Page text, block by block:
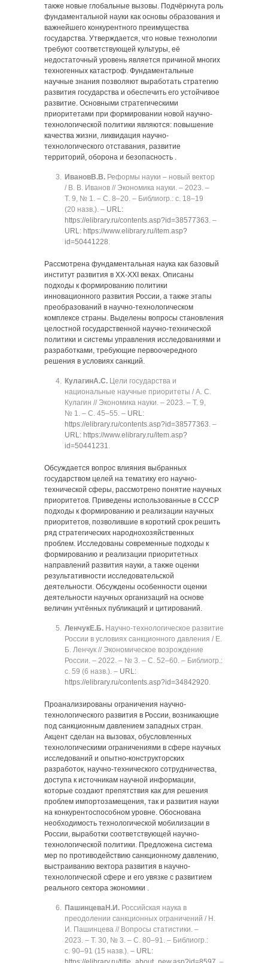
также новые глобальные вызовы. Подчёркнута роль
фундаментальной науки как основы образования и
важнейшего конкурентного преимущества
государства. Утверждается, что новые технологии
требуют соответствующей культуры, её
недостаточный уровень является причиной многих
техногенных катастроф. Фундаментальные
научные знания позволяют выработать стратегию
развития государства и обеспечить его устойчивое
развитие. Основными стратегическими
приоритетами при формировании новой научно-
технологической политики являются: повышение
качества жизни, ликвидация научно-
технологического отставания, развитие
территорий, оборона и безопасность .
ИвановВ.В. Реформы науки ‒ новый вектор
/ В. В. Иванов // Экономика науки. ‒ 2023. ‒
Т. 9, № 1. ‒ C. 8‒20. ‒ Библиогр.: с. 18‒19
(20 назв.). ‒ URL:
https://elibrary.ru/contents.asp?id=38577363. ‒
URL: https://www.elibrary.ru/item.asp?
id=50441228.
Рассмотрена фундаментальная наука как базовый
институт развития в XX-XXI веках. Описаны
подходы к формированию политики
инновационного развития России, а также этапы
преобразований в научно-технологическом
комплексе страны. Выделены вопросы становления
целостной государственной научно-технической
политики и системы управления исследованиями и
разработками, требующие первоочередного
решения в условиях санкций.
КулагинА.С. Цели государства и
национальные научные приоритеты / А. С.
Кулагин // Экономика науки. ‒ 2023. ‒ Т. 9,
№ 1. ‒ C. 45‒55. ‒ URL:
https://elibrary.ru/contents.asp?id=38577363. ‒
URL: https://www.elibrary.ru/item.asp?
id=50441231.
Обсуждается вопрос влияния выбранных
государством целей на тематику его научно-
технической сферы, рассмотрено понятие научных
приоритетов. Приведены использованные в СССР
подходы к формированию и реализации научных
приоритетов, позволившие в короткий срок решить
ряд стратегических народнохозяйственных
проблем. Исследованы современные подходы к
формированию и реализации приоритетных
направлений развития науки, а также оценки
результативности исследовательской
деятельности. Обсуждены особенности оценки
деятельности научных организаций на основе
величин учтённых публикаций и цитирований.
ЛенчукЕ.Б. Научно-технологическое развитие
России в условиях санкционного давления / Е.
Б. Ленчук // Экономическое возрождение
России. ‒ 2022. ‒ № 3. ‒ C. 52‒60. ‒ Библиогр.:
с. 59 (6 назв.). ‒ URL:
https://elibrary.ru/contents.asp?id=34842920.
Проанализированы ограничения научно-
технологического развития в России, возникающие
под санкционным давлением западных стран.
Акцент сделан на вызовах, обусловленных
технологическими ограничениями в сфере научных
исследований и опытно-конструкторских
разработок, научно-технического сотрудничества,
доступа к источникам научной информации,
которые создают препятствия как для решения
проблем импортозамещения, так и развития науки
на конкурентоспособном уровне. Обоснована
необходимость технологической мобилизации в
России, выработки соответствующей научно-
технологической политики. Предложена система
мер по противодействию санкционному давлению,
выстраиванию вектора развития в научно-
технологической сфере и его увязке с развитием
реального сектора экономики .
ПашинцеваН.И. Российская наука в
преодолении санкционных ограничений / Н.
И. Пашинцева // Вопросы статистики. ‒
2023. ‒ Т. 30, № 3. ‒ C. 80‒91. ‒ Библиогр.:
с. 90‒91 (15 назв.). ‒ URL: